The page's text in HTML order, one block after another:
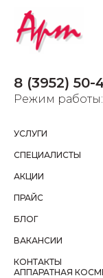
Режим работы:
8 (3952) 50-
УСЛУГИ
СПЕЦИАЛИСТЫ
АКЦИИ
ПРАЙС
БЛОГ
ВАКАНСИИ
КОНТАКТЫ
АППАРАТНАЯ